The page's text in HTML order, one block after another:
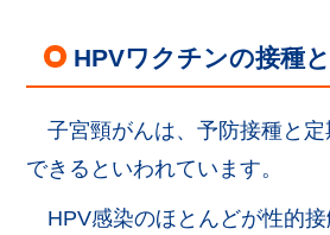
HPVワクチンの接種
子宮頸がんは、予防接種と定
できるといわれています。
HPV感染のほとんどが性的